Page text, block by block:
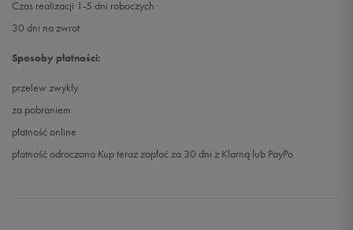
Czas realizacji 1-5 dni roboczych
30 dni na zwrot
Sposoby płatności:
przelew zwykły
za pobraniem
płatność online
płatność odroczona Kup teraz zapłać za 30 dni z Klarną lub PayPo